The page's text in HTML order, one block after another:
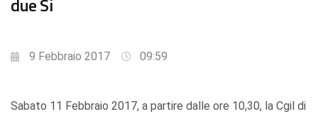
due Si
9 Febbraio 2017 09:59
Sabato 11 Febbraio 2017, a partire dalle ore 10,30, la Cgil di